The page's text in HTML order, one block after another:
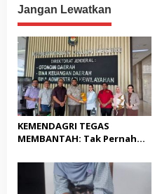
USUT TUNTAS GURITA
PUNGLI BERJAMAAH SERTA
KEPALA DINAS PENDIDIKAN
Jangan Lewatkan
KEMENDAGRI TEGAS
MEMBANTAH: Tak Pernah
STC Tak Diperpanjang